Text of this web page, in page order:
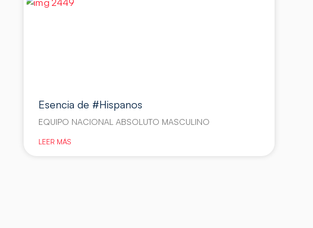
Esencia de #Hispanos
EQUIPO NACIONAL ABSOLUTO MASCULINO
LEER MÁS